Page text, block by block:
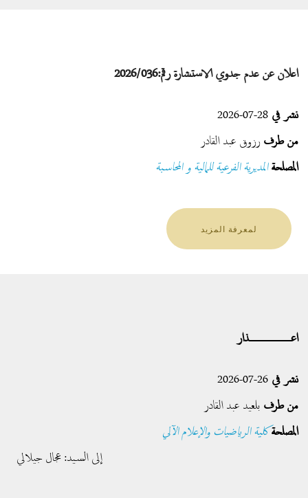
اعلان عن عدم جدوي الاستشارة رقم:2026/036
نشر في
من طرف رزوق عبد القادر
المصلحةالمديرية الفرعية للمالية و المحاسبة
لمعرفة المزيد
اعــــــــــــــــــــذار
نشر في
من طرف بلعيد عبد القادر
المصلحةكلية الرياضيات والإعلام الآلي
إلى السيد: عجال جيلالي